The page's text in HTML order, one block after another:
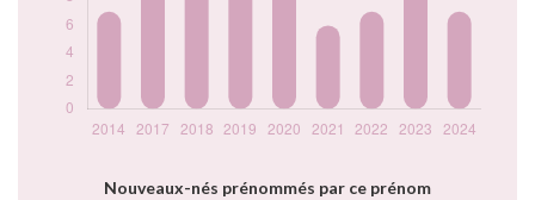
Nouveaux-nés prénommés par ce prénom